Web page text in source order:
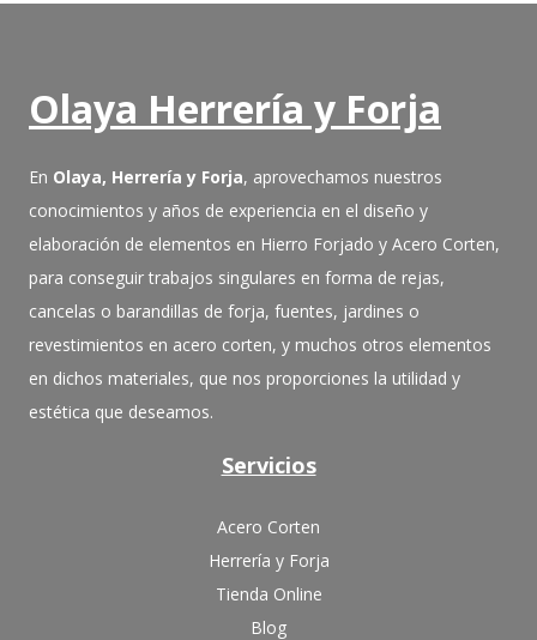
Olaya Herrería y Forja
En Olaya, Herrería y Forja, aprovechamos nuestros
conocimientos y años de experiencia en el diseño y
elaboración de elementos en Hierro Forjado y Acero Corten,
para conseguir trabajos singulares en forma de rejas,
cancelas o barandillas de forja, fuentes, jardines o
revestimientos en acero corten, y muchos otros elementos
en dichos materiales, que nos proporciones la utilidad y
estética que deseamos.
Servicios
Acero Corten
Herrería y Forja
Tienda Online
Blog